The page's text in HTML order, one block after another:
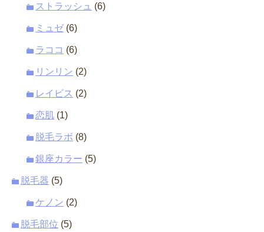
ストラッシュ (6)
ミュゼ (6)
ラココ (6)
リンリン (2)
レイビス (2)
恋肌 (1)
脱毛ラボ (8)
銀座カラー (5)
脱毛器 (5)
ケノン (2)
脱毛部位 (5)